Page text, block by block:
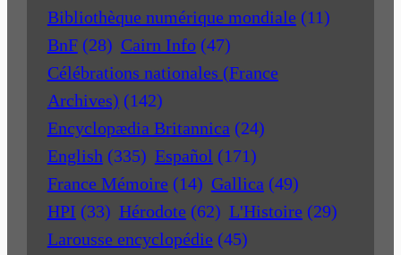
Bibliothèque numérique mondiale (11)
BnF (28) Cairn Info (47)
Célébrations nationales (France
Archives) (142)
Encyclopædia Britannica (24)
English (335) Español (171)
France Mémoire (14) Gallica (49)
HPI (33) Hérodote (62) L'Histoire (29)
Larousse encyclopédie (45)